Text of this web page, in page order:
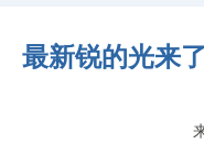
最新锐的光来